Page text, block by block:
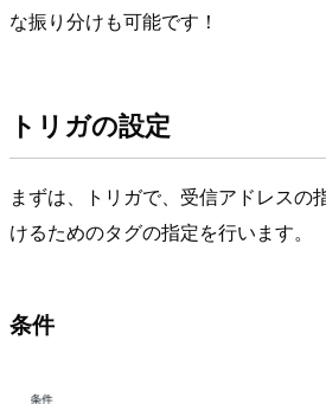
な振り分けも可能です！
トリガの設定
まずは、トリガで、受信アドレスの
けるためのタグの指定を行います。
条件